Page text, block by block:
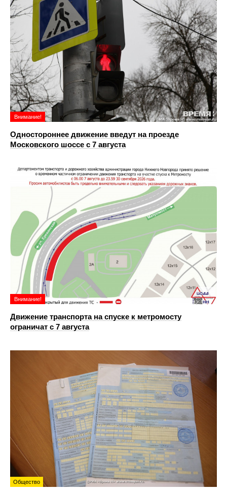
Внимание!
Одностороннее движение введут на проезде
Московского шоссе с 7 августа
Внимание!
Движение транспорта на спуске к метромосту
ограничат с 7 августа
Общество